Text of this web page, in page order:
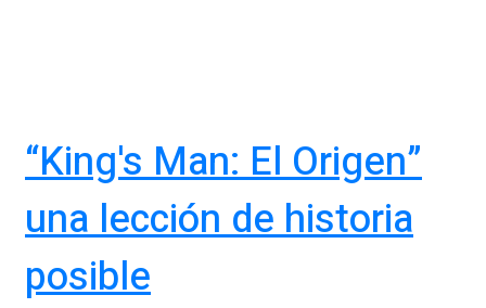
“King's Man: El Origen”
una lección de historia
posible